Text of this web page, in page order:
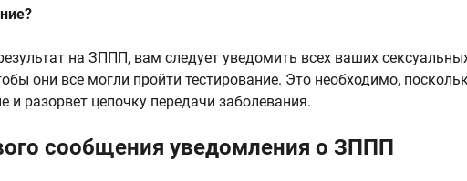
на ЗППП, вам следует уведомить всех ваших
они все могли пройти тестирование. Это необходимо,
и разорвет цепочку передачи заболевания.
сообщения уведомления о ЗППП